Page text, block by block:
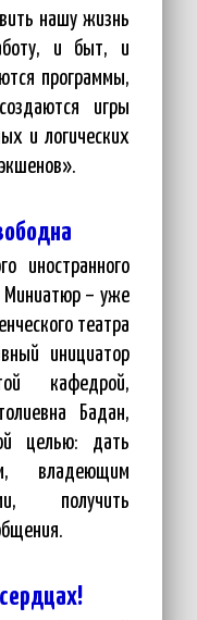
нашу жизнь
и быт, и
программы,
игры
и логических
иностранного
Миниатюр – уже
театра
инициатор
кафедрой,
Бадан,
целью: дать
владеющим
получить